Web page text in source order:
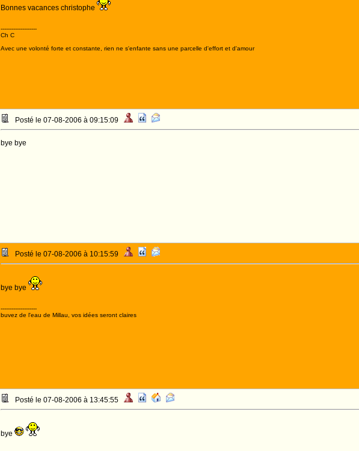
Bonnes vacances christophe
--------------------
Ch C
Avec une volonté forte et constante, rien ne s'enfante sans une parcelle d'effort et d'amour
Posté le 07-08-2006 à 09:15:09
bye bye
Posté le 07-08-2006 à 10:15:59
bye bye
--------------------
buvez de l'eau de Millau, vos idées seront claires
Posté le 07-08-2006 à 13:45:55
bye